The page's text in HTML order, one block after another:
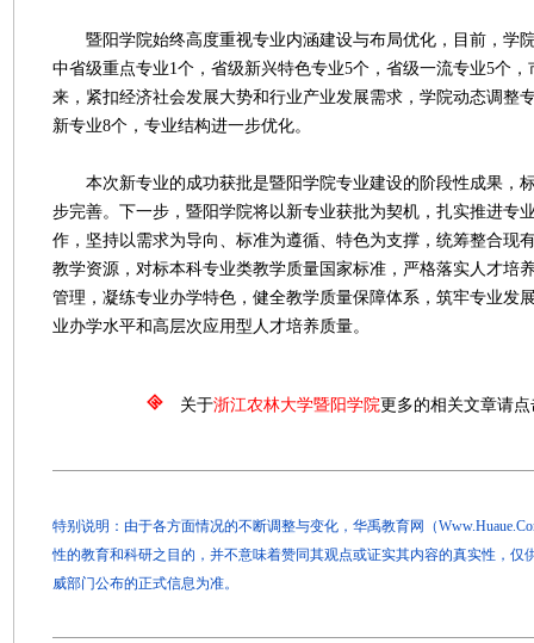
暨阳学院始终高度重视专业内涵建设与布局优化，目前，学
中省级重点专业1个，省级新兴特色专业5个，省级一流专业5个
来，紧扣经济社会发展大势和行业产业发展需求，学院动态调整
新专业8个，专业结构进一步优化。
本次新专业的成功获批是暨阳学院专业建设的阶段性成果，
步完善。下一步，暨阳学院将以新专业获批为契机，扎实推进专
作，坚持以需求为导向、标准为遵循、特色为支撑，统筹整合现
教学资源，对标本科专业类教学质量国家标准，严格落实人才培
管理，凝练专业办学特色，健全教学质量保障体系，筑牢专业发
业办学水平和高层次应用型人才培养质量。
关于浙江农林大学暨阳学院更多的相关文章请
特别说明：由于各方面情况的不断调整与变化，华禹教育网（
性的教育和科研之目的，并不意味着赞同其观点或证实其内容的真实性，仅
威部门公布的正式信息为准。